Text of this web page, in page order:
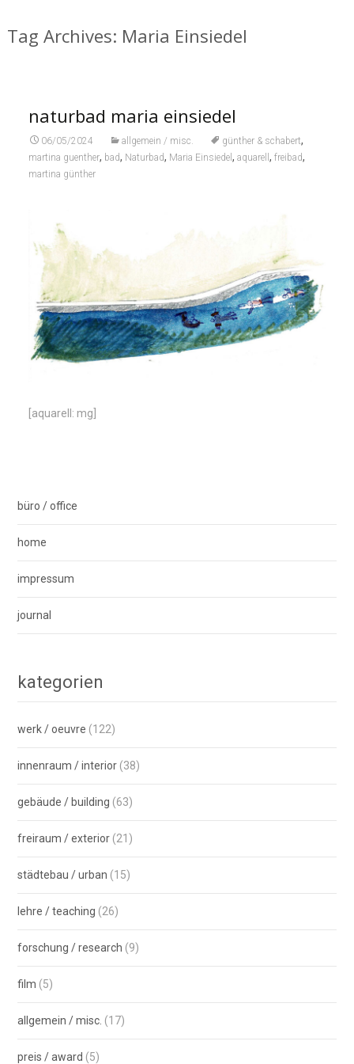
Tag Archives: Maria Einsiedel
naturbad maria einsiedel
06/05/2024 allgemein / misc. günther & schabert,
martina guenther, bad, Naturbad, Maria Einsiedel , aquarell , freibad,
martina günther
[aquarell: mg]
büro / office
home
impressum
journal
kategorien
werk / oeuvre (122)
innenraum / interior (38)
gebäude / building (63)
freiraum / exterior (21)
städtebau / urban (15)
lehre / teaching (26)
forschung / research (9)
film (5)
allgemein / misc. (17)
preis / award (5)